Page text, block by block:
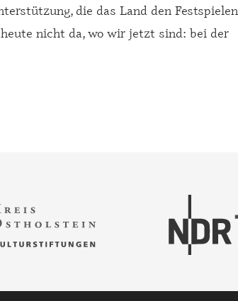
die das Land den Festspielen
nicht da, wo wir jetzt sind: bei der